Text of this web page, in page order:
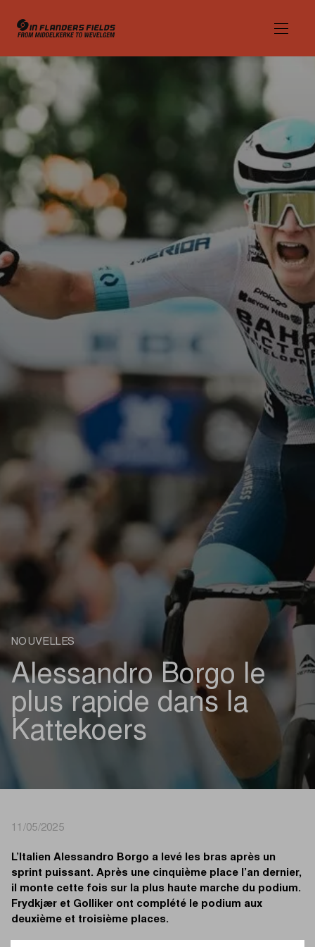
NOUVELLES
Alessandro Borgo le
plus rapide dans la
Kattekoers
11/05/2025
L’Italien Alessandro Borgo a levé les bras après un
sprint puissant. Après une cinquième place l’an dernier,
il monte cette fois sur la plus haute marche du podium.
Frydkjær et Golliker ont complété le podium aux
deuxième et troisième places.